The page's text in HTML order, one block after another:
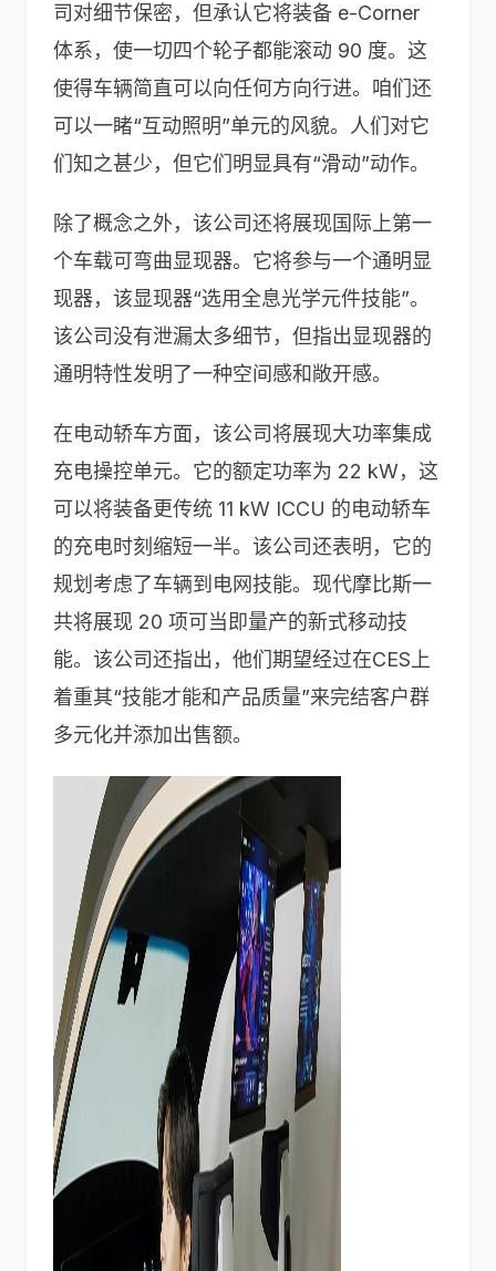
司对细节保密，但承认它将装备 e-Corner
体系，使一切四个轮子都能滚动 90 度。这
使得车辆简直可以向任何方向行进。咱们还
可以一睹“互动照明”单元的风貌。人们对它
们知之甚少，但它们明显具有“滑动”动作。
除了概念之外，该公司还将展现国际上第一
个车载可弯曲显现器。它将参与一个通明显
现器，该显现器“选用全息光学元件技能”。
该公司没有泄漏太多细节，但指出显现器的
通明特性发明了一种空间感和敞开感。
在电动轿车方面，该公司将展现大功率集成
充电操控单元。它的额定功率为 22 kW，这
可以将装备更传统 11 kW ICCU 的电动轿车
的充电时刻缩短一半。该公司还表明，它的
规划考虑了车辆到电网技能。现代摩比斯一
共将展现 20 项可当即量产的新式移动技
能。该公司还指出，他们期望经过在CES上
着重其“技能才能和产品质量”来完结客户群
多元化并添加出售额。